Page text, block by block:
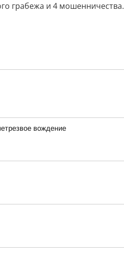
грабежа и 4 мошенничества.
вождение